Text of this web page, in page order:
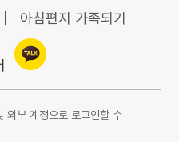
아침편지 가족되기
외부 계정으로 로그인할 수